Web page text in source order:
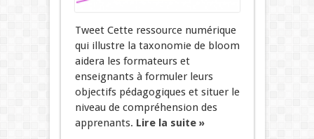
Tweet Cette ressource numérique
qui illustre la taxonomie de bloom
aidera les formateurs et
enseignants à formuler leurs
objectifs pédagogiques et situer le
niveau de compréhension des
apprenants. Lire la suite »